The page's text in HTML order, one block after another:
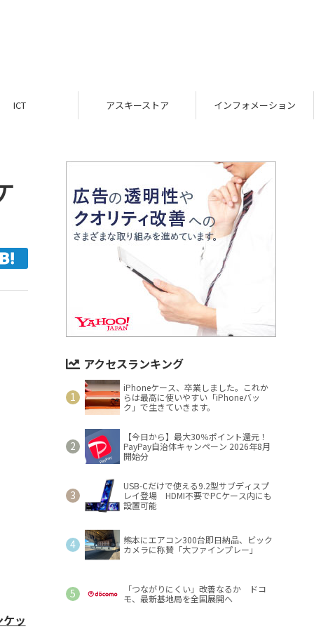
ICT アスキーストア インフォメーション
ッ
アクセスランキング
iPhoneケース、卒業しました。これか
らは最高に使いやすい「iPhoneバッ
ク」で生きていきます。
【今日から】最大30％ポイント還元！
PayPay自治体キャンペーン 2026年8月
開始分
USB-Cだけで使える9.2型サブディスプ
レイ登場 HDMI不要でPCケース内にも
設置可能
熊本にエアコン300台即日納品、ビック
カメラに称賛「大ファインプレー」
「つながりにくい」改善なるか ドコ
モ、最新基地局を全国展開へ